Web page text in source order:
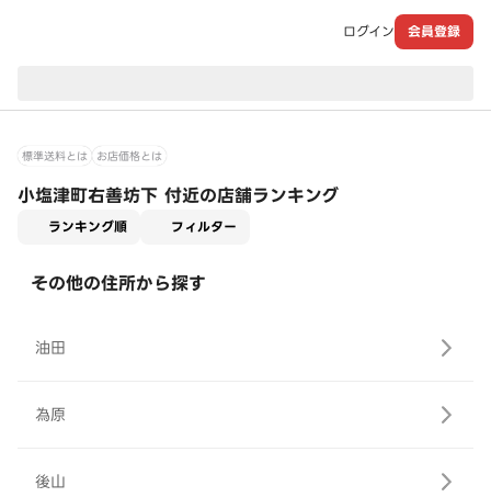
ログイン 会員登録
標準送料とは お店価格とは
小塩津町右善坊下 付近の店舗ランキング
ランキング順 フィルター
その他の住所から探す
油田
為原
後山